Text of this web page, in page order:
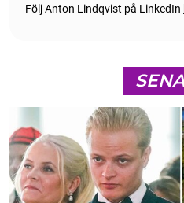
Följ Anton Lindqvist på LinkedIn